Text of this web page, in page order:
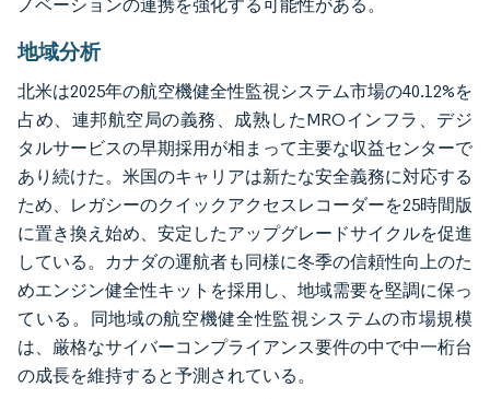
ノベーションの連携を強化する可能性がある。
地域分析
北米は2025年の航空機健全性監視システム市場の40.12%を
占め、連邦航空局の義務、成熟したMROインフラ、デジ
タルサービスの早期採用が相まって主要な収益センターで
あり続けた。米国のキャリアは新たな安全義務に対応する
ため、レガシーのクイックアクセスレコーダーを25時間版
に置き換え始め、安定したアップグレードサイクルを促進
している。カナダの運航者も同様に冬季の信頼性向上のた
めエンジン健全性キットを採用し、地域需要を堅調に保っ
ている。同地域の航空機健全性監視システムの市場規模
は、厳格なサイバーコンプライアンス要件の中で中一桁台
の成長を維持すると予測されている。